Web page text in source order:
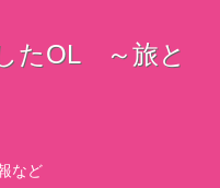
たOL ～旅と
など